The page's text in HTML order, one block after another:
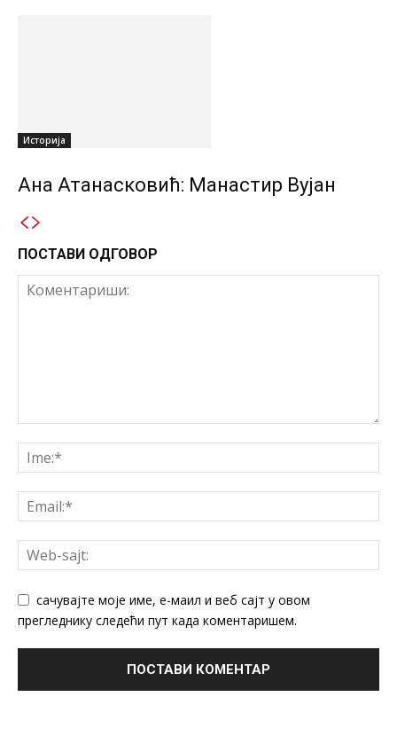
Историја
Ана Атанасковић: Манастир Вујан
ПОСТАВИ ОДГОВОР
сачувајте моје име, е-маил и веб сајт у овом
прегледнику следећи пут када коментаришем.